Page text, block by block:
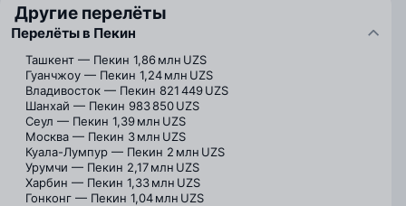
Другие перелёты
Перелёты в Пекин
Ташкент — Пекин 1,86 млн UZS
Гуанчжоу — Пекин 1,24 млн UZS
Владивосток — Пекин 821 449 UZS
Шанхай — Пекин 983 850 UZS
Сеул — Пекин 1,39 млн UZS
Москва — Пекин 3 млн UZS
Куала-Лумпур — Пекин 2 млн UZS
Урумчи — Пекин 2,17 млн UZS
Харбин — Пекин 1,33 млн UZS
Гонконг — Пекин 1,04 млн UZS